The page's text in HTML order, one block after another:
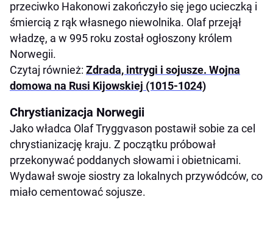
przeciwko Hakonowi zakończyło się jego ucieczką i
śmiercią z rąk własnego niewolnika. Olaf przejął
władzę, a w 995 roku został ogłoszony królem
Norwegii.
Czytaj również: Zdrada, intrygi i sojusze. Wojna
domowa na Rusi Kijowskiej (1015-1024)
Chrystianizacja Norwegii
Jako władca Olaf Tryggvason postawił sobie za cel
chrystianizację kraju. Z początku próbował
przekonywać poddanych słowami i obietnicami.
Wydawał swoje siostry za lokalnych przywódców, co
miało cementować sojusze.